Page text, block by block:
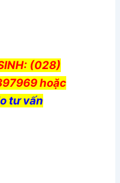
: (028)
hoặc
tư vấn